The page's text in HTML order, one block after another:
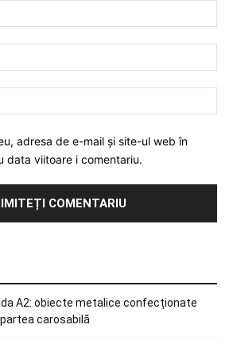
adresa de e-mail și site-ul web în
data viitoare i comentariu.
A2: obiecte metalice confecționate
carosabilă